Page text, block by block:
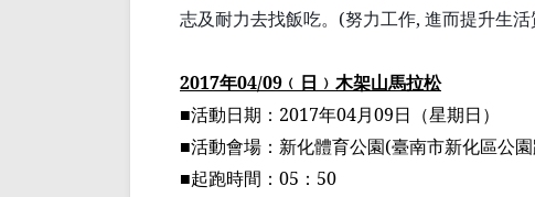
志及耐力去找飯吃。 (努力工作, 進而提升生
2017年04/09 ﹙ 日 ﹚ 木架山馬拉松
■活動日期： 2017年04月09日（星期日）
■活動會場：新化體育公園(臺南市新化區公
■起跑時間： 05 ： 50